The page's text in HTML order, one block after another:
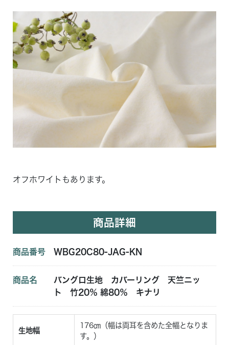
オフホワイトもあります。
商品詳細
商品番号 WBG20C80-JAG-KN
商品名
バングロ生地 カバーリング 天竺ニッ
ト 竹20％ 綿80％ キナリ
生地幅
176㎝（幅は両耳を含めた全幅となりま
す。）